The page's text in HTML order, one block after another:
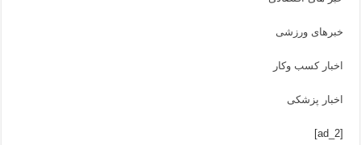
خبرهای ورزشی
اخبار کسب وکار
اخبار پزشکی
[ad_2]